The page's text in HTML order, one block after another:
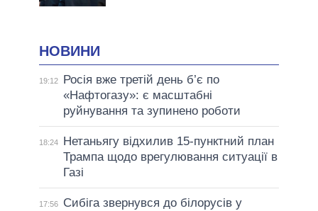
НОВИНИ
19:12
Росія вже третій день б’є по
«Нафтогазу»: є масштабні
руйнування та зупинено роботи
18:24
Нетаньягу відхилив 15-пунктний план
Трампа щодо врегулювання ситуації в
Газі
17:56
Сибіга звернувся до білорусів у